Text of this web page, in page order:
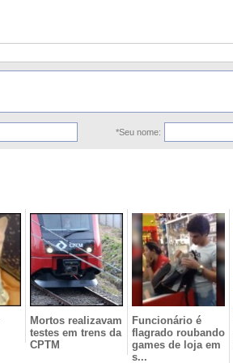
*Seu nome:
Mortos realizavam
testes em trens da
CPTM
Funcionário é
flagrado roubando
games de loja em
s...